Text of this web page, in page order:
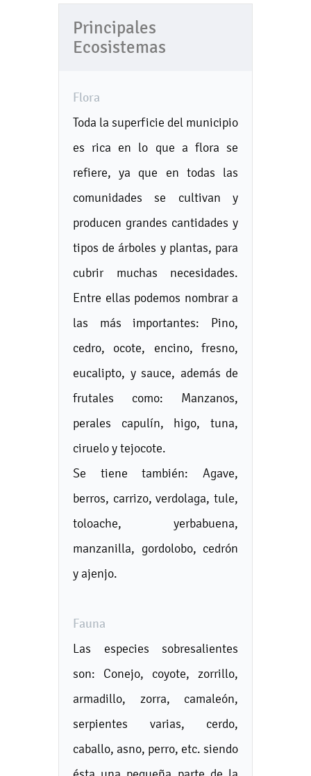
Principales
Ecosistemas
Flora
Toda la superficie del municipio
es rica en lo que a flora se
refiere, ya que en todas las
comunidades se cultivan y
producen grandes cantidades y
tipos de árboles y plantas, para
cubrir muchas necesidades.
Entre ellas podemos nombrar a
las más importantes: Pino,
cedro, ocote, encino, fresno,
eucalipto, y sauce, además de
frutales como: Manzanos,
perales capulín, higo, tuna,
ciruelo y tejocote.
Se tiene también: Agave,
berros, carrizo, verdolaga, tule,
toloache, yerbabuena,
manzanilla, gordolobo, cedrón
y ajenjo.
Fauna
Las especies sobresalientes
son: Conejo, coyote, zorrillo,
armadillo, zorra, camaleón,
serpientes varias, cerdo,
caballo, asno, perro, etc. siendo